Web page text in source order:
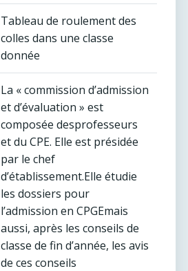
Tableau de roulement des
colles dans une classe
donnée
La « commission d’admission
et d’évaluation » est
composée desprofesseurs
et du CPE. Elle est présidée
par le chef
d’établissement.Elle étudie
les dossiers pour
l’admission en CPGEmais
aussi, après les conseils de
classe de fin d’année, les avis
de ces conseils